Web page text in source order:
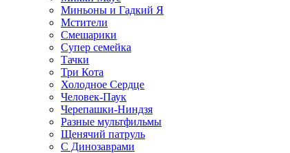
Миньоны и Гадкий Я
Мстители
Смешарики
Супер семейка
Тачки
Три Кота
Холодное Сердце
Человек-Паук
Черепашки-Ниндзя
Разные мультфильмы
Щенячий патруль
C Динозаврами